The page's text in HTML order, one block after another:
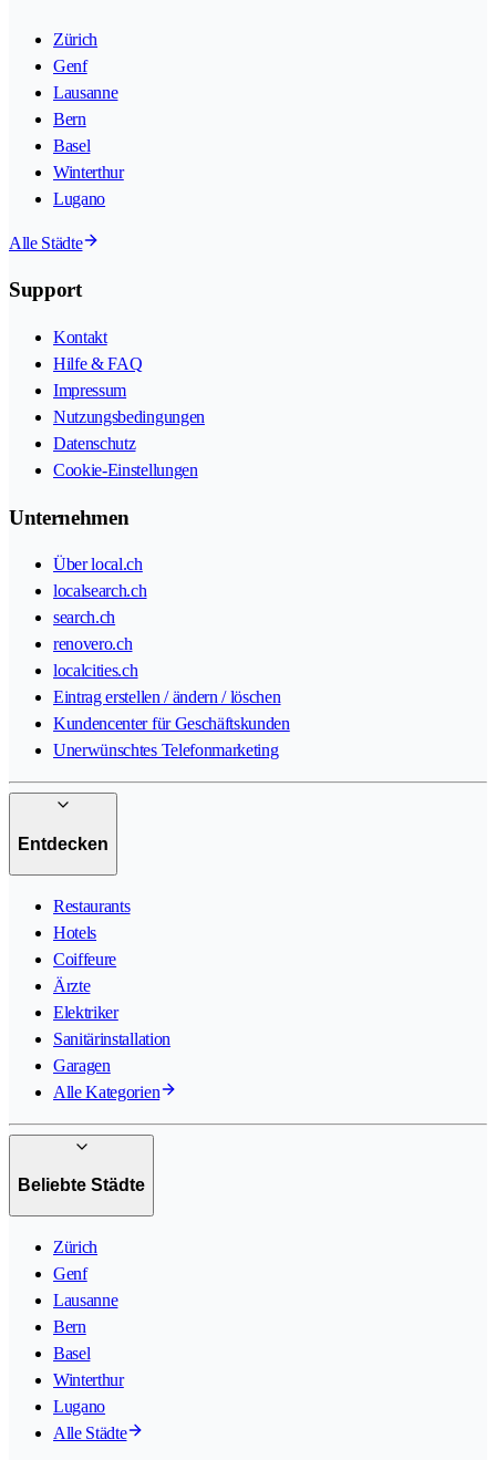
Zürich
Genf
Lausanne
Bern
Basel
Winterthur
Lugano
Alle Städte
Support
Kontakt
Hilfe & FAQ
Impressum
Nutzungsbedingungen
Datenschutz
Cookie-Einstellungen
Unternehmen
Über local.ch
localsearch.ch
search.ch
renovero.ch
localcities.ch
Eintrag erstellen / ändern / löschen
Kundencenter für Geschäftskunden
Unerwünschtes Telefonmarketing
Entdecken
Restaurants
Hotels
Coiffeure
Ärzte
Elektriker
Sanitärinstallation
Garagen
Alle Kategorien
Beliebte Städte
Zürich
Genf
Lausanne
Bern
Basel
Winterthur
Lugano
Alle Städte